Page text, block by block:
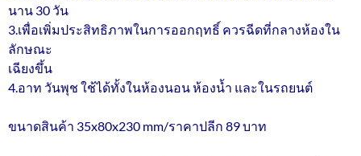
นาน 30 วัน
3.เพื่อเพิ่มประสิทธิภาพในการออกฤทธิ์ ควรฉีดที่กลางห้องใน
ลักษณะ
เฉียงขึ้น
4.อาท วันพุช ใช้ได้ทั้งในห้องนอน ห้องน้ำ และในรถยนต์
ขนาดสินค้า 35x80x230 mm/ราคาปลีก 89 บาท